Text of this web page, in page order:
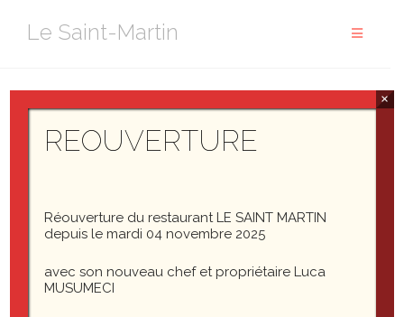
Le Saint-Martin
IMG_3660
IMG_3660
REOUVERTURE
Réouverture du restaurant LE SAINT MARTIN
depuis le mardi 04 novembre 2025
avec son nouveau chef et propriétaire Luca
MUSUMECI
×